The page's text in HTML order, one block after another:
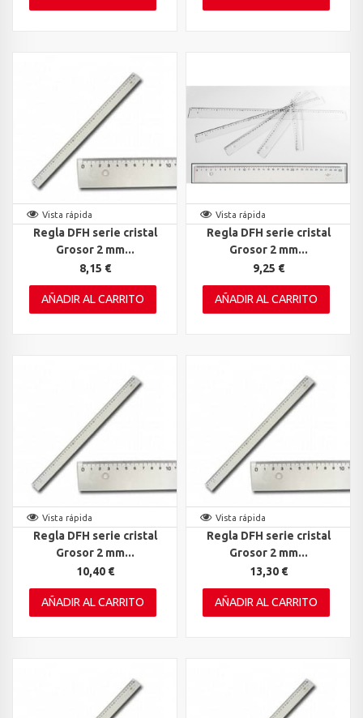
Vista rápida
Regla DFH serie cristal
Grosor 2 mm...
8,15 €
AÑADIR AL CARRITO
Vista rápida
Regla DFH serie cristal
Grosor 2 mm...
9,25 €
AÑADIR AL CARRITO
Vista rápida
Regla DFH serie cristal
Grosor 2 mm...
10,40 €
AÑADIR AL CARRITO
Vista rápida
Regla DFH serie cristal
Grosor 2 mm...
13,30 €
AÑADIR AL CARRITO